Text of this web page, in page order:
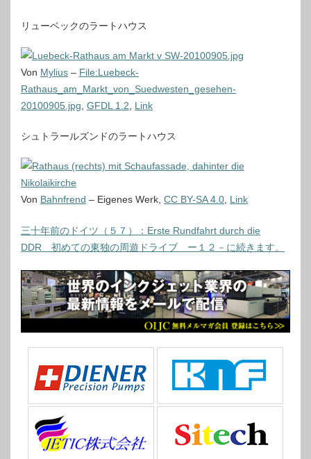
リューベックのラートハウス
Von Mylius – File:Luebeck-
Rathaus_am_Markt_von_Suedwesten_gesehen-
20100905.jpg GFDL 1.2 Link
シュトラールズンドのラートハウス
Von Bahnfrend – Eigenes Werk CC BY-SA 4.0 Link
三十年前のドイツ（５７）：Erste Rundfahrt durch die
DDR 初めての東独の周遊ドライブ ー１２－に続きます。